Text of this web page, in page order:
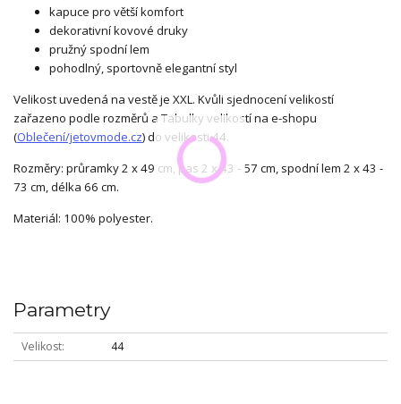
kapuce pro větší komfort
dekorativní kovové druky
pružný spodní lem
pohodlný, sportovně elegantní styl
Velikost uvedená na vestě je XXL. Kvůli sjednocení velikostí
zařazeno podle rozměrů a Tabulky velikostí na e-shopu
(Oblečení/jetovmode.cz) do velikosti 44.
Rozměry: průramky 2 x 49 cm, pas 2 x 43 - 57 cm, spodní lem 2 x 43 -
73 cm, délka 66 cm.
Materiál: 100% polyester.
Parametry
Velikost 44